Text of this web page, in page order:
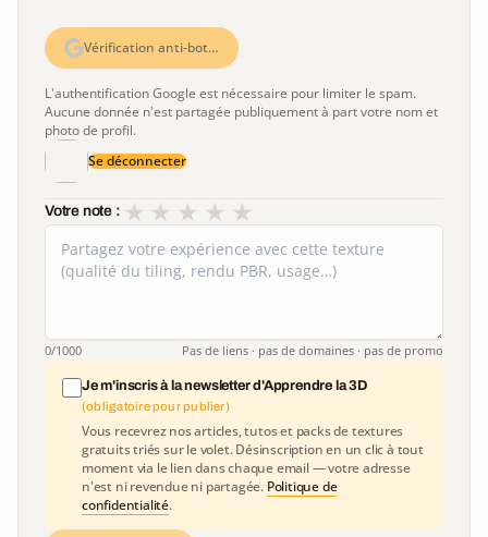
Vérification anti-bot…
L'authentification Google est nécessaire pour limiter le spam.
Aucune donnée n'est partagée publiquement à part votre nom et
photo de profil.
Se déconnecter
Votre note : ★
★
★
★
★
0/1000 Pas de liens · pas de domaines · pas de promo
Je m'inscris à la newsletter d'Apprendre la 3D
(obligatoire pour publier)
Vous recevrez nos articles, tutos et packs de textures
gratuits triés sur le volet. Désinscription en un clic à tout
moment via le lien dans chaque email — votre adresse
n'est ni revendue ni partagée. Politique de
confidentialité.